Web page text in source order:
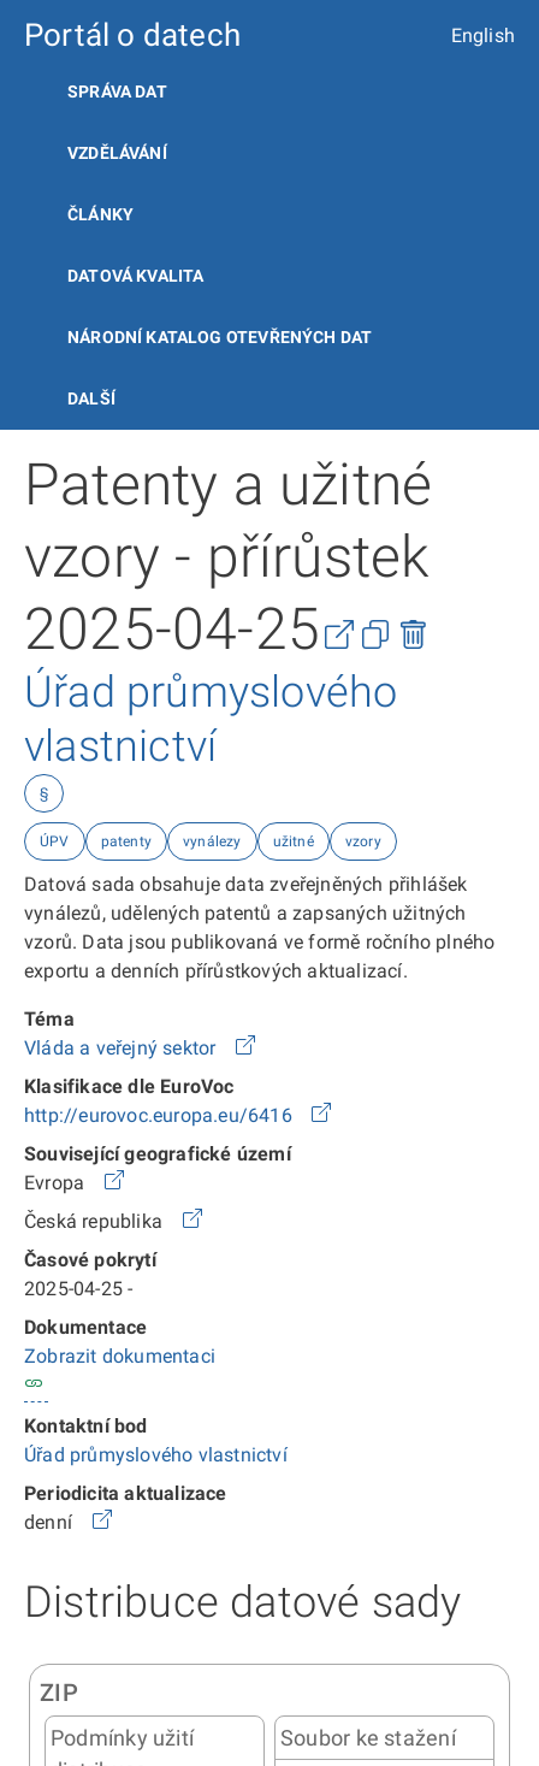
Portál o datech English
SPRÁVA DAT
VZDĚLÁVÁNÍ
ČLÁNKY
DATOVÁ KVALITA
NÁRODNÍ KATALOG OTEVŘENÝCH DAT
DALŠÍ
Patenty a užitné
vzory - přírůstek
2025-04-25
Úřad průmyslového
vlastnictví
§
ÚPV patenty vynálezy užitné vzory
Datová sada obsahuje data zveřejněných přihlášek
vynálezů, udělených patentů a zapsaných užitných
vzorů. Data jsou publikovaná ve formě ročního plného
exportu a denních přírůstkových aktualizací.
Téma
Vláda a veřejný sektor
Klasifikace dle EuroVoc
http://eurovoc.europa.eu/6416
Související geografické území
Evropa
Česká republika
Časové pokrytí
2025-04-25 -
Dokumentace
Zobrazit dokumentaci
Kontaktní bod
Úřad průmyslového vlastnictví
Periodicita aktualizace
denní
Distribuce datové sady
ZIP
Podmínky užití
Soubor ke stažení